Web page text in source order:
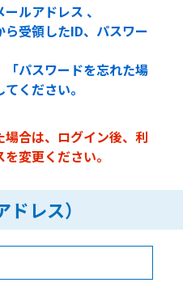
ルアドレス 、
受領したID、パスワー
パスワードを忘れた場
ください。
合は、ログイン後、利
変更ください。
レス）